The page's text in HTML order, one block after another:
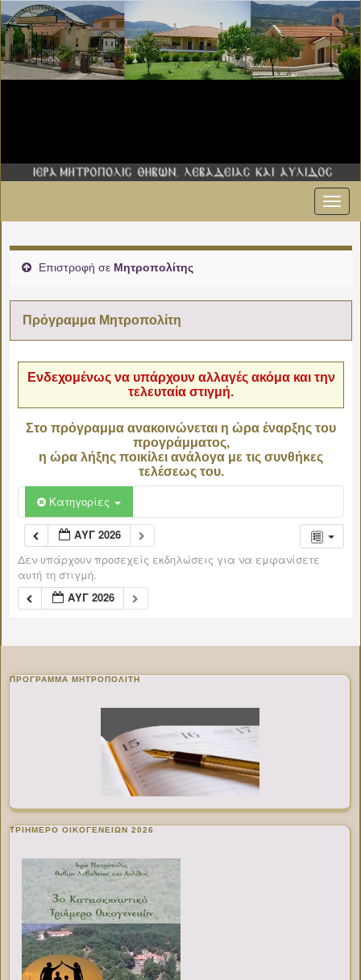
Επιστροφή σε Μητροπολίτης
Πρόγραμμα Μητροπολίτη
Ενδεχομένως να υπάρχουν αλλαγές ακόμα και την
τελευταία στιγμή.
Στο πρόγραμμα ανακοινώνεται η ώρα έναρξης του
προγράμματος,
η ώρα λήξης ποικίλει ανάλογα με τις συνθήκες
τελέσεως του.
Κατηγορίες
ΑΥΓ 2026
Δεν υπάρχουν προσεχείς εκδηλώσεις για να εμφανίσετε
αυτή τη στιγμή.
ΑΥΓ 2026
ΠΡΌΓΡΑΜΜΑ ΜΗΤΡΟΠΟΛΊΤΗ
ΤΡΙΗΜΕΡΟ ΟΙΚΟΓΕΝΕΙΩΝ 2026